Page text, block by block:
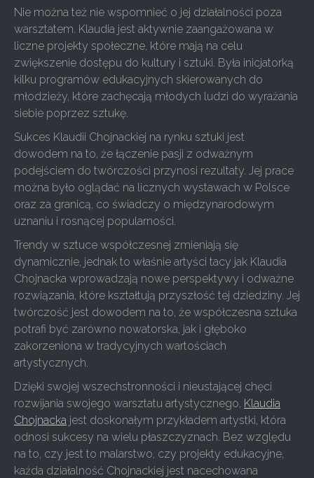
Nie można też nie wspomnieć o jej działalności poza
warsztatem. Klaudia jest aktywnie zaangażowana w
liczne projekty społeczne, które mają na celu
zwiększenie dostępu do kultury i sztuki. Była inicjatorką
kilku programów edukacyjnych skierowanych do
młodzieży, które zachęcają młodych ludzi do wyrażania
siebie poprzez sztukę.
Sukces Klaudii Chojnackiej na rynku sztuki jest
dowodem na to, że łączenie pasji z odważnym
podejściem do twórczości przynosi rezultaty. Jej prace
można było oglądać na licznych wystawach w Polsce
oraz za granicą, co świadczy o międzynarodowym
uznaniu i rosnącej popularności.
Trendy w sztuce współczesnej zmieniają się
dynamicznie, jednak to właśnie artyści tacy jak Klaudia
Chojnacka wprowadzają nowe perspektywy i odważne
rozwiązania, które kształtują przyszłość tej dziedziny. Jej
twórczość jest dowodem na to, że współczesna sztuka
potrafi być zarówno nowatorska, jak i głęboko
zakorzeniona w tradycyjnych wartościach
artystycznych.
Dzięki swojej wszechstronności i nieustającej chęci
rozwijania swojego warsztatu artystycznego, Klaudia
Chojnacka jest doskonałym przykładem artystki, która
odnosi sukcesy na wielu płaszczyznach. Bez względu
na to, czy jest to malarstwo, czy projekty edukacyjne,
każda działalność Chojnackiej jest nacechowana